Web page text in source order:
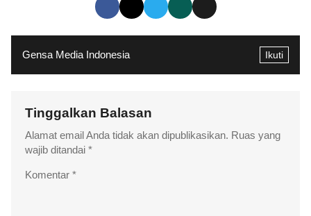
Gensa Media Indonesia Ikuti
Tinggalkan Balasan
Alamat email Anda tidak akan dipublikasikan. Ruas yang
wajib ditandai *
Komentar *